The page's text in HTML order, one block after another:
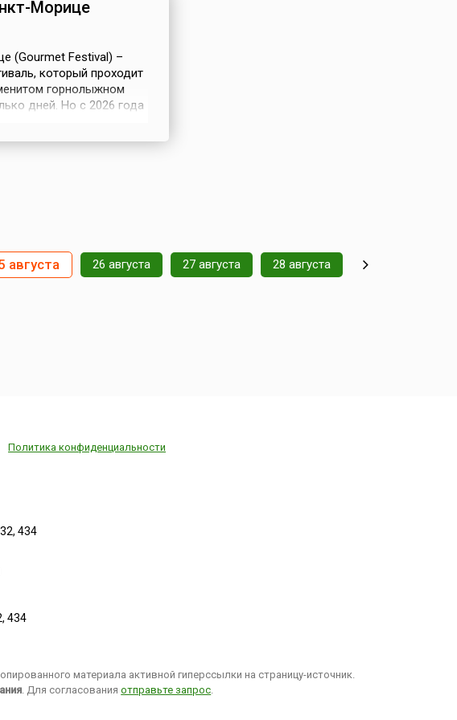
Морице
(Gourmet Festival) –
который проходит
горнолыжном
дней. Но с 2026 года
августа 26 августа 27 августа 28 августа
Политика конфиденциальности
434
434
материала активной гиперссылки на страницу-источник.
. Для согласованияотправьте запрос.